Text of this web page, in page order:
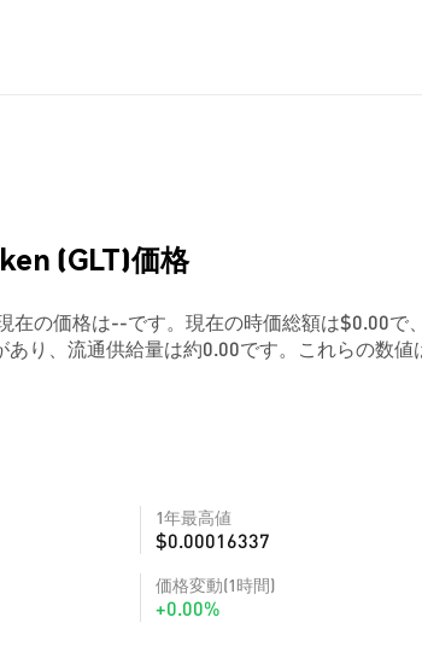
(GLT)価格
在の価格は--です。現在の時価総額は$0.00
あり、流通供給量は約0.00です。これらの数
1年最高値
$0.00016337
価格変動(1時間)
+0.00%